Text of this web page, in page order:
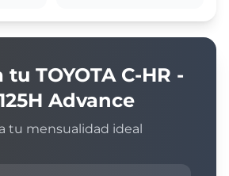
tu TOYOTA C-HR -
Advance
tu mensualidad ideal